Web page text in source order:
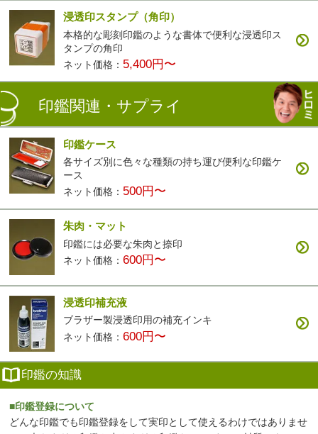
浸透印スタンプ（角印）
本格的な彫刻印鑑のような書体で便利な浸透印ス
タンプの角印
ネット価格： 5,400円〜
印鑑関連・サプライ
印鑑ケース
各サイズ別に色々な種類の持ち運び便利な印鑑ケ
ース
ネット価格： 500円〜
朱肉・マット
印鑑には必要な朱肉と捺印
ネット価格：600円〜
浸透印補充液
ブラザー製浸透印用の補充インキ
ネット価格：600円〜
印鑑の知識
■印鑑登録について
どんな印鑑でも印鑑登録をして実印として使えるわけではありませ